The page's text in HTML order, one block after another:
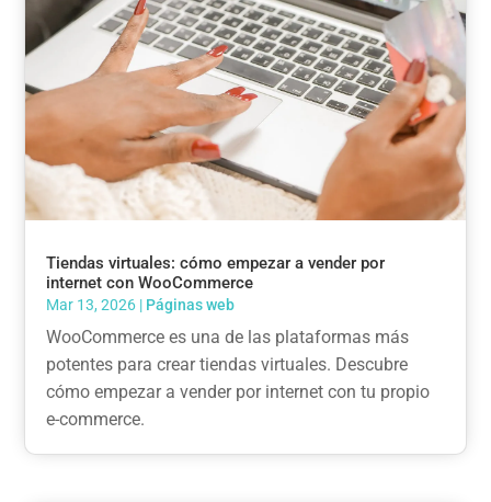
Tiendas virtuales: cómo empezar a vender por
internet con WooCommerce
Mar 13, 2026 | Páginas web
WooCommerce es una de las plataformas más
potentes para crear tiendas virtuales. Descubre
cómo empezar a vender por internet con tu propio
e-commerce.